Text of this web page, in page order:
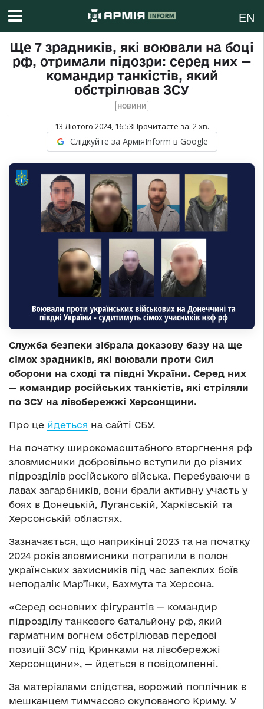
EN
Ще 7 зрадників, які воювали на боці
рф, отримали підозри: серед них —
командир танкістів, який
обстрілював ЗСУ
НОВИНИ
13 Лютого 2024, 16:53Прочитаєте за: 2хв.
Слідкуйте за АрміяInform в Google
Служба безпеки зібрала доказову базу на ще
сімох зрадників, які воювали проти Сил
оборони на сході та півдні України. Серед них
— командир російських танкістів, які стріляли
по ЗСУ на лівобережжі Херсонщини.
Про це йдеться на сайті СБУ.
На початку широкомасштабного вторгнення рф
зловмисники добровільно вступили до різних
підрозділів російського війська. Перебуваючи в
лавах загарбників, вони брали активну участь у
боях в Донецькій, Луганській, Харківській та
Херсонській областях.
Зазначається, що наприкінці 2023 та на початку
2024 років зловмисники потрапили в полон
українських захисників під час запеклих боїв
неподалік Мар’їнки, Бахмута та Херсона.
«Серед основних фігурантів — командир
підрозділу танкового батальйону рф, який
гарматним вогнем обстрілював передові
позиції ЗСУ під Кринками на лівобережжі
Херсонщини», — йдеться в повідомленні.
За матеріалами слідства, ворожий поплічник є
мешканцем тимчасово окупованого Криму. У